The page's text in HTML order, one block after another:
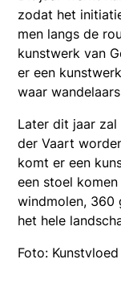
zodat het
men langs de
kunstwerk van
er een
waar
Later dit jaar zal
der Vaart
komt er een
een stoel
windmolen, 360
het hele
Foto: Kunstvloed